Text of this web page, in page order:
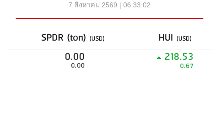
7 สิงหาคม 2569 | 06:33:02
SPDR (ton) (USD) HUI (USD)
0.00
0.00
218.53
0.67